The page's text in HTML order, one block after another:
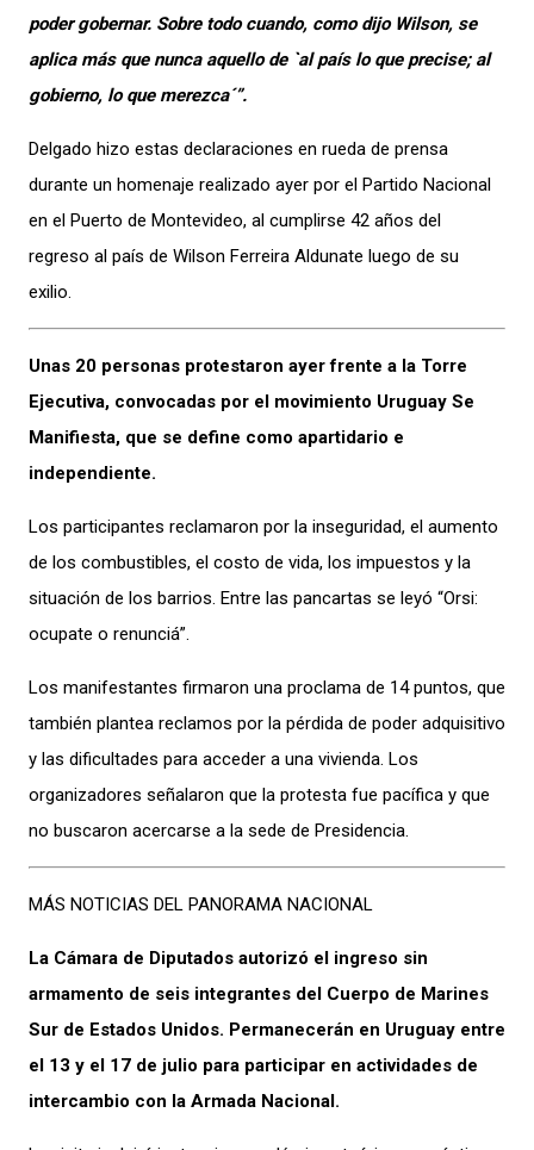
poder gobernar. Sobre todo cuando, como dijo Wilson, se
aplica más que nunca aquello de `al país lo que precise; al
gobierno, lo que merezca´”.
Delgado hizo estas declaraciones en rueda de prensa
durante un homenaje realizado ayer por el Partido Nacional
en el Puerto de Montevideo, al cumplirse 42 años del
regreso al país de Wilson Ferreira Aldunate luego de su
exilio.
Unas 20 personas protestaron ayer frente a la Torre
Ejecutiva, convocadas por el movimiento Uruguay Se
Manifiesta, que se define como apartidario e
independiente.
Los participantes reclamaron por la inseguridad, el aumento
de los combustibles, el costo de vida, los impuestos y la
situación de los barrios. Entre las pancartas se leyó “Orsi:
ocupate o renunciá”.
Los manifestantes firmaron una proclama de 14 puntos, que
también plantea reclamos por la pérdida de poder adquisitivo
y las dificultades para acceder a una vivienda. Los
organizadores señalaron que la protesta fue pacífica y que
no buscaron acercarse a la sede de Presidencia.
MÁS NOTICIAS DEL PANORAMA NACIONAL
La Cámara de Diputados autorizó el ingreso sin
armamento de seis integrantes del Cuerpo de Marines
Sur de Estados Unidos. Permanecerán en Uruguay entre
el 13 y el 17 de julio para participar en actividades de
intercambio con la Armada Nacional.